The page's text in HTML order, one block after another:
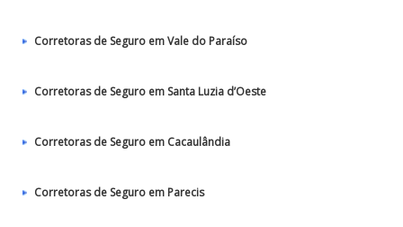
Corretoras de Seguro em Vale do Paraíso
Corretoras de Seguro em Santa Luzia d’Oeste
Corretoras de Seguro em Cacaulândia
Corretoras de Seguro em Parecis